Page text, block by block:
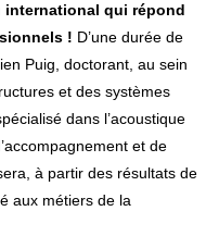
international qui répond
! D’une durée de
Puig, doctorant, au sein
et des systèmes
dans l’acoustique
et de
à partir des résultats de
aux métiers de la